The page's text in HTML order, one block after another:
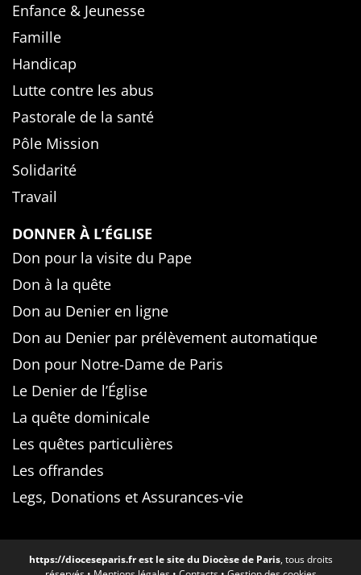
Enfance & Jeunesse
Famille
Handicap
Lutte contre les abus
Pastorale de la santé
Pôle Mission
Solidarité
Travail
DONNER À L’ÉGLISE
Don pour la visite du Pape
Don à la quête
Don au Denier en ligne
Don au Denier par prélèvement automatique
Don pour Notre-Dame de Paris
Le Denier de l’Église
La quête dominicale
Les quêtes particulières
Les offrandes
Legs, Donations et Assurances-vie
https://dioceseparis.frest le site du Diocèse de Paris, tous droits